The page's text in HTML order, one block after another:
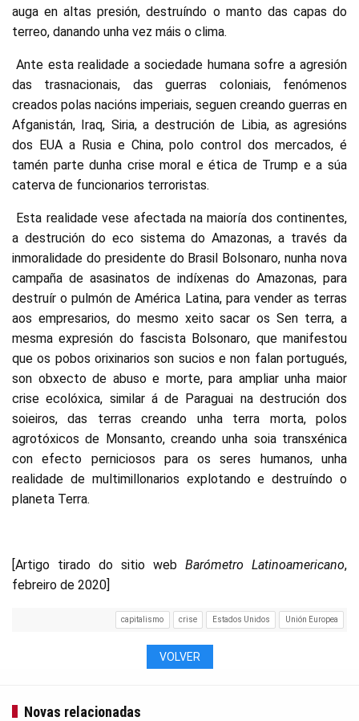
auga en altas presión, destruíndo o manto das capas do
terreo, danando unha vez máis o clima.
Ante esta realidade a sociedade humana sofre a agresión
das trasnacionais, das guerras coloniais, fenómenos
creados polas nacións imperiais, seguen creando guerras en
Afganistán, Iraq, Siria, a destrución de Libia, as agresións
dos EUA a Rusia e China, polo control dos mercados, é
tamén parte dunha crise moral e ética de Trump e a súa
caterva de funcionarios terroristas.
Esta realidade vese afectada na maioría dos continentes,
a destrución do eco sistema do Amazonas, a través da
inmoralidade do presidente do Brasil Bolsonaro, nunha nova
campaña de asasinatos de indíxenas do Amazonas, para
destruír o pulmón de América Latina, para vender as terras
aos empresarios, do mesmo xeito sacar os Sen terra, a
mesma expresión do fascista Bolsonaro, que manifestou
que os pobos orixinarios son sucios e non falan portugués,
son obxecto de abuso e morte, para ampliar unha maior
crise ecolóxica, similar á de Paraguai na destrución dos
soieiros, das terras creando unha terra morta, polos
agrotóxicos de Monsanto, creando unha soia transxénica
con efecto perniciosos para os seres humanos, unha
realidade de multimillonarios explotando e destruíndo o
planeta Terra.
[Artigo tirado do sitio web Barómetro Latinoamericano,
febreiro de 2020]
capitalismo crise Estados Unidos Unión Europea
VOLVER
Novas relacionadas